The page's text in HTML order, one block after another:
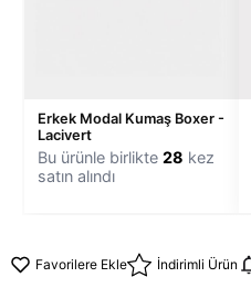
Erkek Modal Kumaş Boxer -
Lacivert
Bu ürünle birlikte 28 kez
satın alındı
Favorilere Ekle İndirimli Ürün